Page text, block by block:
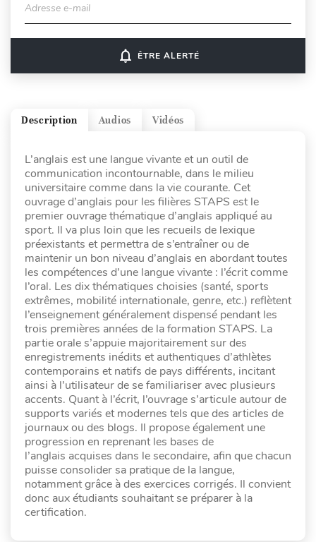
Adresse e-mail
notifications_none ÊTRE ALERTÉ
Vidéos
Audios
Description
L’anglais est une langue vivante et un outil de
communication incontournable, dans le milieu
universitaire comme dans la vie courante. Cet
ouvrage d’anglais pour les filières STAPS est le
premier ouvrage thématique d’anglais appliqué au
sport. Il va plus loin que les recueils de lexique
préexistants et permettra de s’entraîner ou de
maintenir un bon niveau d’anglais en abordant toutes
les compétences d’une langue vivante : l’écrit comme
l’oral. Les dix thématiques choisies (santé, sports
extrêmes, mobilité internationale, genre, etc.) reflètent
l’enseignement généralement dispensé pendant les
trois premières années de la formation STAPS. La
partie orale s’appuie majoritairement sur des
enregistrements inédits et authentiques d’athlètes
contemporains et natifs de pays différents, incitant
ainsi à l’utilisateur de se familiariser avec plusieurs
accents. Quant à l’écrit, l’ouvrage s’articule autour de
supports variés et modernes tels que des articles de
journaux ou des blogs. Il propose également une
progression en reprenant les bases de
l’anglais acquises dans le secondaire, afin que chacun
puisse consolider sa pratique de la langue,
notamment grâce à des exercices corrigés. Il convient
donc aux étudiants souhaitant se préparer à la
certification.